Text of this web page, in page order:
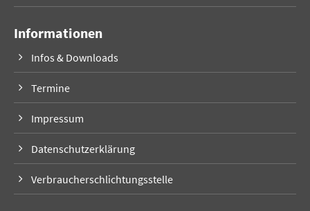
Informationen
Infos & Downloads
Termine
Impressum
Datenschutzerklärung
Verbraucherschlichtungsstelle